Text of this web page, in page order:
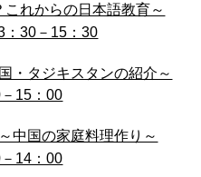
れからの日本語教育～
30－15：30
・タジキスタンの紹介～
15：00
中国の家庭料理作り～
14：00